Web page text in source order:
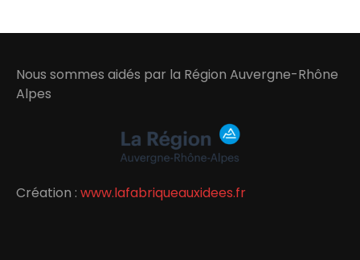
Nous sommes aidés par la Région Auvergne-Rhône
Alpes
Création : www.lafabriqueauxidees.fr